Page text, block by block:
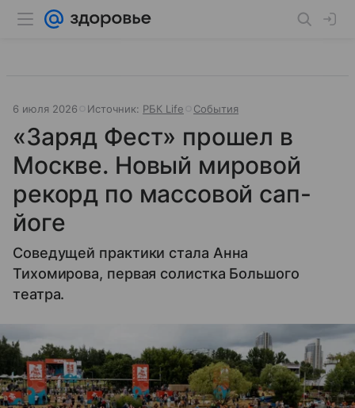
6 июля 2026 Источник: РБК Life События
«Заряд Фест» прошел в
Москве. Новый мировой
рекорд по массовой сап-
йоге
Соведущей практики стала Анна
Тихомирова, первая солистка Большого
театра.